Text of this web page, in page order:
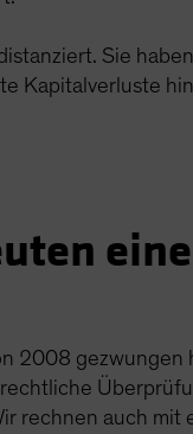
Sie
Kapitalverluste
2008
rechnen auch